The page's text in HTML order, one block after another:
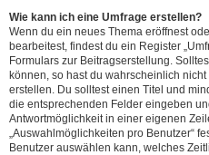
Wie kann ich eine Umfrage erstellen?
Wenn du ein neues Thema eröffnest
bearbeitest, findest du ein Register
Formulars zur Beitragserstellung.
können, so hast du wahrscheinlich
erstellen. Du solltest einen Titel und
die entsprechenden Felder eingeben
Antwortmöglichkeit in einer eigenen
„Auswahlmöglichkeiten pro Benutzer“
Benutzer auswählen kann, welches